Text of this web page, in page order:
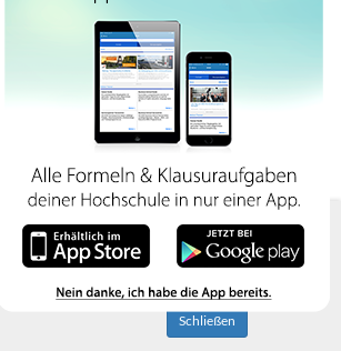
verwendet Cookies. Indem
und ihre Angebote nutzen
navigieren, akzeptieren Sie diese
Schließen